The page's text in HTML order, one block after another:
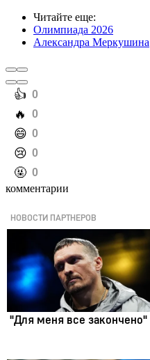
Читайте еще:
Олимпиада 2026
Александра Меркушина
️👍 0
️🔥 0
️😄 0
️😢 0
️🤬 0
комментарии